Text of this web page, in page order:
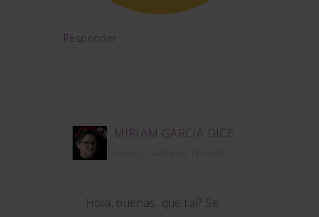
Responder
MIRIAM GARCIA DICE
Hola, buenas, qué tal? Se